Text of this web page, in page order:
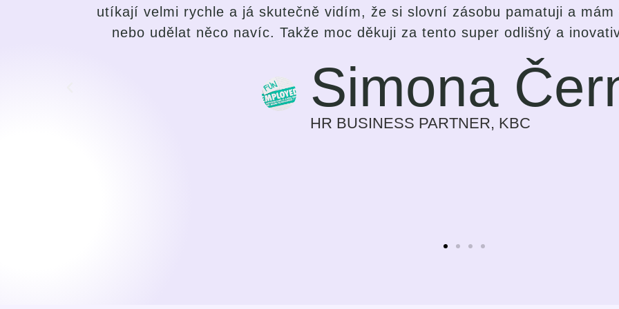
studenta a přizpůsobit tomu vedení lekcí. Baví mne způsob komunikace,
ve mě vyvolat zájem a nadšení se zlepšovat. Nejedná se o klasickou výuku
Způsob výuky považuji za velmi motivující, pokrok na sobě cítím s každým
Dříve jsem vnímala učení jazyka spíše jako povinnost, potřebu, učit se
na který se těším.